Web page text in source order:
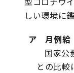
しい環境に
ア 月例給
国家公
との比